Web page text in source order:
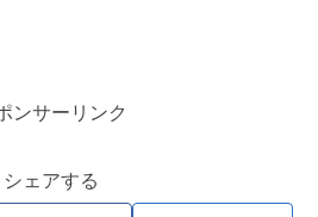
ンサーリンク
シェアする